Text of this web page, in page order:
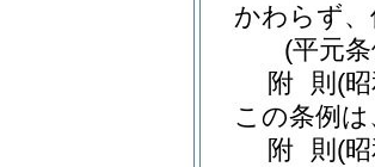
かわらず
(平元
附 則 (
この条例
附 則 (